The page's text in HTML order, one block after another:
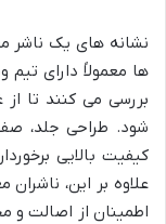
نشانه های یک ناشر
ها معمولاً دارای تیم
بررسی می کنند تا از
شود. طراحی جلد،
کیفیت بالایی
علاوه بر این،
اطمینان از اصالت و